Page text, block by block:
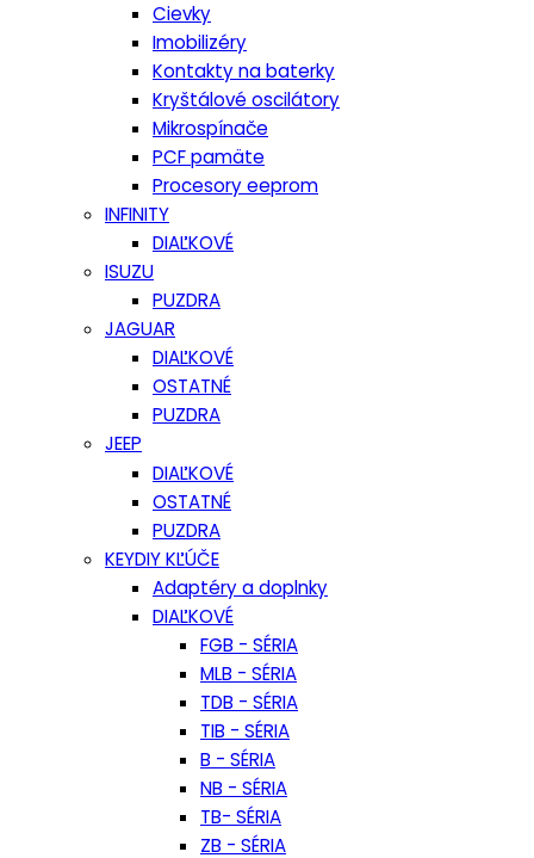
Cievky
Imobilizéry
Kontakty na baterky
Kryštálové oscilátory
Mikrospínače
PCF pamäte
Procesory eeprom
INFINITY
DIAĽKOVÉ
ISUZU
PUZDRA
JAGUAR
DIAĽKOVÉ
OSTATNÉ
PUZDRA
JEEP
DIAĽKOVÉ
OSTATNÉ
PUZDRA
KEYDIY KĽÚČE
Adaptéry a doplnky
DIAĽKOVÉ
FGB - SÉRIA
MLB - SÉRIA
TDB - SÉRIA
TIB - SÉRIA
B - SÉRIA
NB - SÉRIA
TB- SÉRIA
ZB - SÉRIA